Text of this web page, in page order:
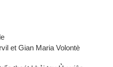
et Gian Maria Volontè